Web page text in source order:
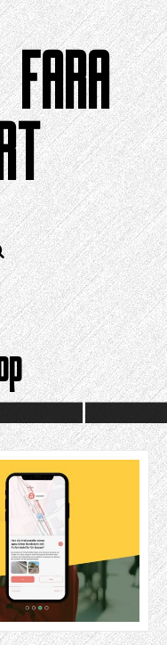
FARA